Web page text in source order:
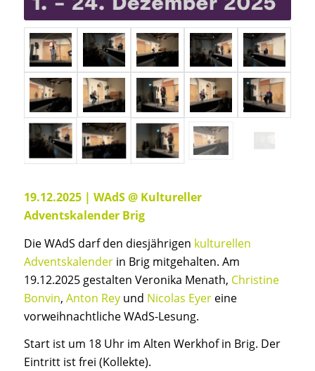
19.12.2025 | WAdS @ Kultureller
Adventskalender Brig
Die WAdS darf den diesjährigen kulturellen
Adventskalenderin Brig mitgehalten. Am
19.12.2025 gestalten Veronika Menath, Christine
Bonvin, Anton Reyund Nicolas Eyereine
vorweihnachtliche WAdS-Lesung.
Start ist um 18 Uhr im Alten Werkhof in Brig. Der
Eintritt ist frei (Kollekte).